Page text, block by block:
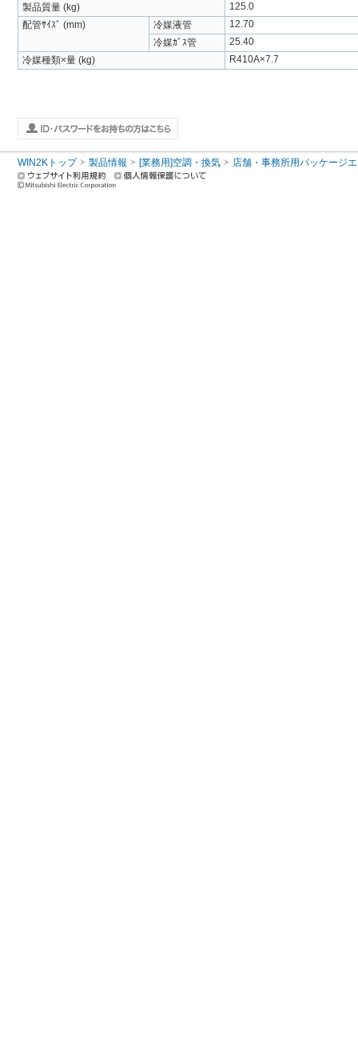
製品質量 (kg)
125.0
配管ｻｲｽﾞ (mm)
冷媒液管
12.70
冷媒ｶﾞｽ管
25.40
冷媒種類×量 (kg)
R410A×7.7
WIN2Kトップ 製品情報 [業務用]空調・換気 店舗・事務所用パッケージ